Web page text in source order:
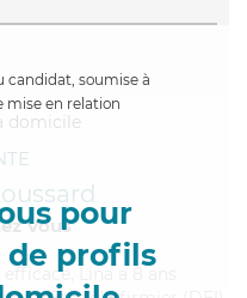
candidat, soumise à
mise en relation
pour
profils
Vous
Lina a 8 ans